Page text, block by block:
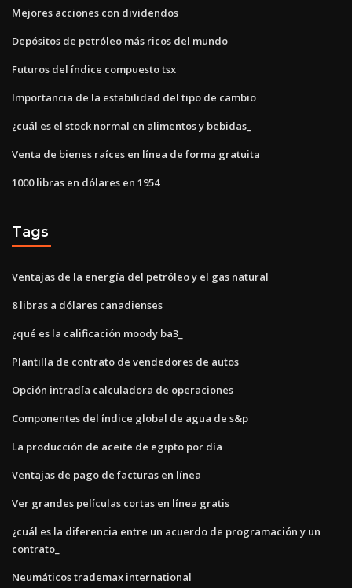
Mejores acciones con dividendos
Depósitos de petróleo más ricos del mundo
Futuros del índice compuesto tsx
Importancia de la estabilidad del tipo de cambio
¿cuál es el stock normal en alimentos y bebidas_
Venta de bienes raíces en línea de forma gratuita
1000 libras en dólares en 1954
Tags
Ventajas de la energía del petróleo y el gas natural
8 libras a dólares canadienses
¿qué es la calificación moody ba3_
Plantilla de contrato de vendedores de autos
Opción intradía calculadora de operaciones
Componentes del índice global de agua de s&p
La producción de aceite de egipto por día
Ventajas de pago de facturas en línea
Ver grandes películas cortas en línea gratis
¿cuál es la diferencia entre un acuerdo de programación y un
contrato_
Neumáticos trademax international